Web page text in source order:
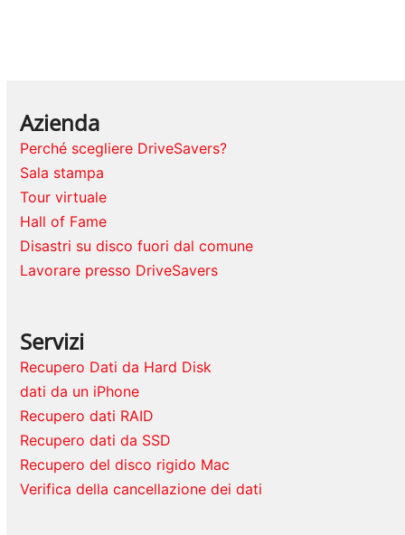
Azienda
Perché scegliere DriveSavers?
Sala stampa
Tour virtuale
Hall of Fame
Disastri su disco fuori dal comune
Lavorare presso DriveSavers
Servizi
Recupero Dati da Hard Disk
dati da un iPhone
Recupero dati RAID
Recupero dati da SSD
Recupero del disco rigido Mac
Verifica della cancellazione dei dati